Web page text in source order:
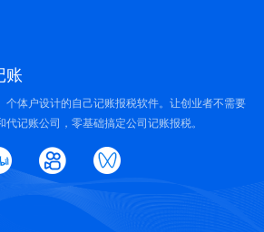
账
个体户设计的自己记账报税软件。让创业者不需要
记账公司，零基础搞定公司记账报税。